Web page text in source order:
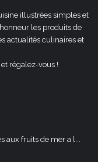
illustrées simples et
les produits de
actualités culinaires et
régalez-vous !
aux fruits de mer a l...